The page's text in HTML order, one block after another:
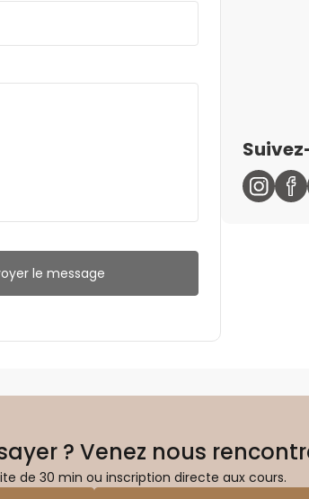
le message
? Venez nous
de 30 min ou inscription directe aux cours.